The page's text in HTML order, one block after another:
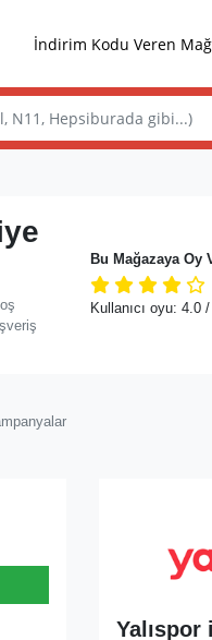
İndirim Kodu Veren
Bu Mağazaya Oy
Kullanıcı oyu: 4.0/